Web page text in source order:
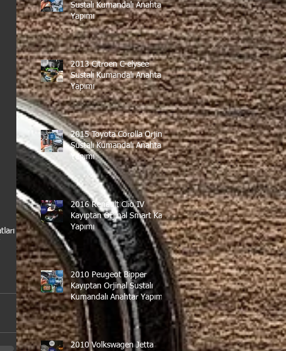
Sustalı Kumandalı Anahtar
Yapımı
2013 Citroen C-elysee
Sustalı Kumandalı Anahtar
Yapımı
2015 Toyota Corolla Orjinal
Sustalı Kumandalı Anahtar
Yapımı
2016 Renault Clio IV
Kayıptan Orjinal Smart Kart
Yapımı
2010 Peugeot Bipper
Kayıptan Orjinal Sustalı
Kumandalı Anahtar Yapımı
2010 Volkswagen Jetta